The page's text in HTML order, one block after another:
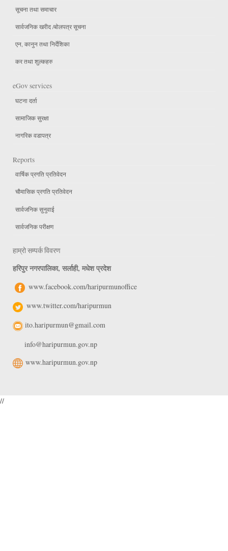
सूचना तथा समाचार
सार्वजनिक खरीद /बोलपत्र सूचना
एन, कानुन तथा निर्देशिका
कर तथा शुल्कहरु
eGov services
घटना दर्ता
सामाजिक सुरक्षा
नागरिक वडापत्र
Reports
वार्षिक प्रगति प्रतिवेदन
चौमासिक प्रगति प्रतिवेदन
सार्वजनिक सुनुवाई
सार्वजनिक परीक्षण
हाम्रो सम्पर्क विवरण
हरिपुर नगरपालिका, सर्लाही, मधेश प्रदेश
www.facebook.com/haripurmunoffice
www.twitter.com/haripurmun
ito.haripurmun@gmail.com
info@haripurmun.gov.np
www.haripurmun.gov.np
//